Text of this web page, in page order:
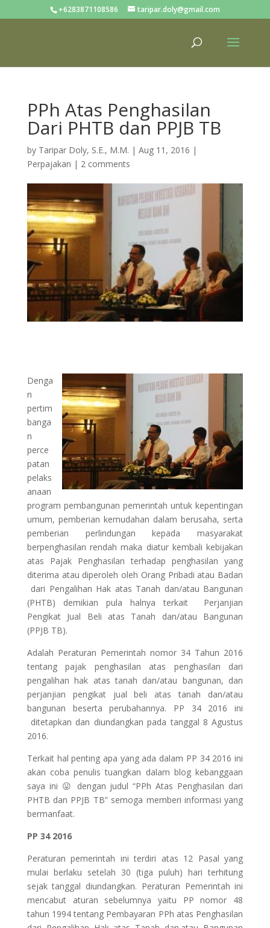
+6283871108586 taripar.doly@gmail.com
PPh Atas Penghasilan
Dari PHTB dan PPJB TB
by Taripar Doly, S.E., M.M. | Aug 11, 2016 |
Perpajakan | 2 comments
Denga
n
pertim
banga
n
perce
patan
pelaks
anaan
program pembangunan pemerintah untuk kepentingan
umum, pemberian kemudahan dalam berusaha, serta
pemberian perlindungan kepada masyarakat
berpenghasilan rendah maka diatur kembali kebijakan
atas Pajak Penghasilan terhadap penghasilan yang
diterima atau diperoleh oleh Orang Pribadi atau Badan
dari Pengalihan Hak atas Tanah dan/atau Bangunan
(PHTB) demikian pula halnya terkait Perjanjian
Pengikat Jual Beli atas Tanah dan/atau Bangunan
(PPJB TB).
Adalah Peraturan Pemerintah nomor 34 Tahun 2016
tentang pajak penghasilan atas penghasilan dari
pengalihan hak atas tanah dan/atau bangunan, dan
perjanjian pengikat jual beli atas tanah dan/atau
bangunan beserta perubahannya. PP 34 2016 ini
ditetapkan dan diundangkan pada tanggal 8 Agustus
2016.
Terkait hal penting apa yang ada dalam PP 34 2016 ini
akan coba penulis tuangkan dalam blog kebanggaan
saya ini 😛 dengan judul “PPh Atas Penghasilan dari
PHTB dan PPJB TB” semoga memberi informasi yang
bermanfaat.
PP 34 2016
Peraturan pemerintah ini terdiri atas 12 Pasal yang
mulai berlaku setelah 30 (tiga puluh) hari terhitung
sejak tanggal diundangkan. Peraturan Pemerintah ini
mencabut aturan sebelumnya yaitu PP nomor 48
tahun 1994 tentang Pembayaran PPh atas Penghasilan